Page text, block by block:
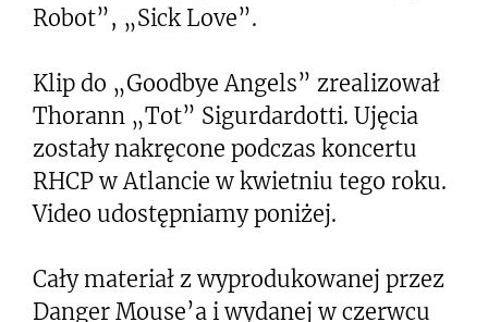
Robot”, „Sick Love”.
Klip do „Goodbye Angels” zrealizował
Thorann „Tot” Sigurdardotti. Ujęcia
zostały nakręcone podczas koncertu
RHCP w Atlancie w kwietniu tego roku.
Video udostępniamy poniżej.
Cały materiał z wyprodukowanej przez
Danger Mouse’a i wydanej w czerwcu